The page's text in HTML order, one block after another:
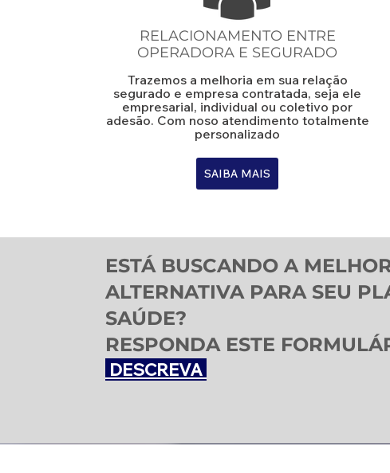
RELACIONAMENTO ENTRE
OPERADORA E SEGURADO
Trazemos a melhoria em sua relação
segurado e empresa contratada, seja ele
empresarial, individual ou coletivo por
adesão. Com noso atendimento totalmente
personalizado
SAIBA MAIS
ESTÁ BUSCANDO A
ALTERNATIVA PARA SEU
SAÚDE?
RESPONDA ESTE
DESCREVA